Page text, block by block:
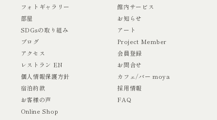
フォトギャラリー
館内サービス
部屋
お知らせ
SDGsの取り組み
アート
ブログ
Project Member
アクセス
会員登録
レストラン EN
お問合せ
個人情報保護方針
カフェ/バー moya
宿泊約款
採用情報
お客様の声
FAQ
Online Shop